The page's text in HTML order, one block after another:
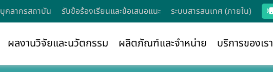
บุคลากรสถาบัน รับข้อร้องเรียนและข้อเสนอแนะ ระบบสารสนเทศ (ภายใน)
ผลงานวิจัยและนวัตกรรม ผลิตภัณฑ์และจำหน่าย บริการของเรา